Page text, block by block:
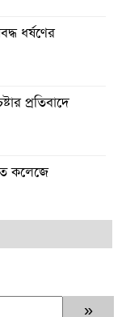
ধর্ষণের
প্রতিবাদে
কলেজে